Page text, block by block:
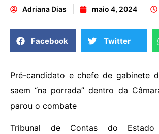
Adriana Dias maio 4, 2024
Facebook Twitter
Pré-candidato e chefe de gabinete
saem “na porrada” dentro da
parou o combate
Tribunal de Contas do